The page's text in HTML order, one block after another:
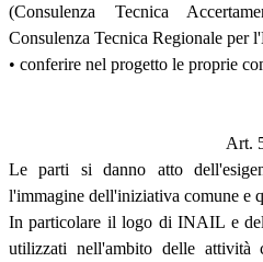
(Consulenza Tecnica
Consulenza Tecnica Regionale per
• conferire nel progetto le proprie
Art.
Le parti si danno atto
l'immagine dell'iniziativa comune e
In particolare il logo di INAIL e
utilizzati nell'ambito delle attività